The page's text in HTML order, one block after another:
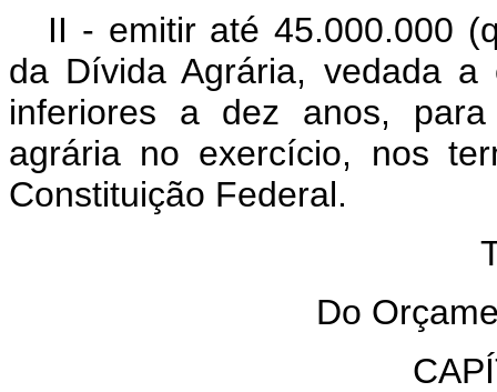
II - emitir até 45.000.000
da Dívida Agrária, vedada
inferiores a dez anos,
agrária no exercício, nos
Constituição Federal.
Do